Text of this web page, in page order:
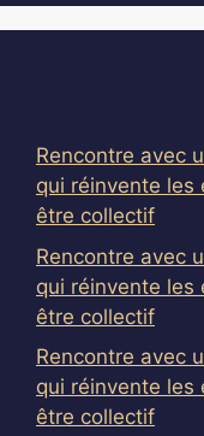
Rencontre avec
qui réinvente les
être collectif
Rencontre avec
qui réinvente les
être collectif
Rencontre avec
qui réinvente les
être collectif